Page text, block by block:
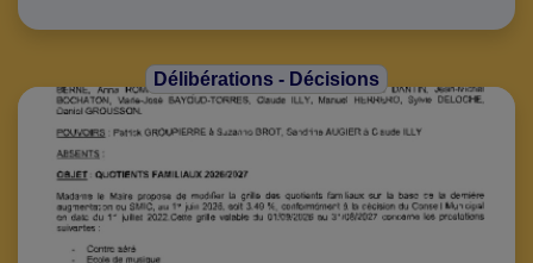
Délibérations - Décisions